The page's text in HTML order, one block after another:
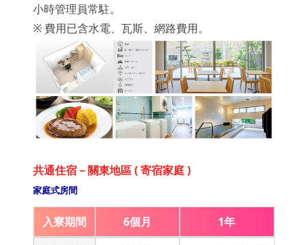
小時管理員常駐。
※ 費用已含水電、瓦斯、網路費用。
共通住宿－關東地區 ( 寄宿家庭 )
家庭式房間
入寮期間 6個月 1年